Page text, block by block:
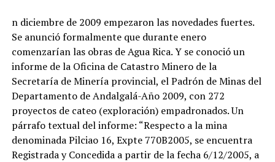
n diciembre de 2009 empezaron las novedades fuertes.
Se anunció formalmente que durante enero
comenzarían las obras de Agua Rica. Y se conoció un
informe de la Oficina de Catastro Minero de la
Secretaría de Minería provincial, el Padrón de Minas del
Departamento de Andalgalá-Año 2009, con 272
proyectos de cateo (exploración) empadronados. Un
párrafo textual del informe: “Respecto a la mina
denominada Pilciao 16, Expte 770B2005, se encuentra
Registrada y Concedida a partir de la fecha 6/12/2005, a